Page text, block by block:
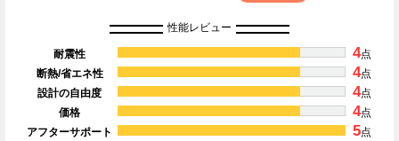
性能レビュー
耐震性 4点
断熱/省エネ性
4点
設計の自由度
4点
価格
4点
アフターサポート
5点